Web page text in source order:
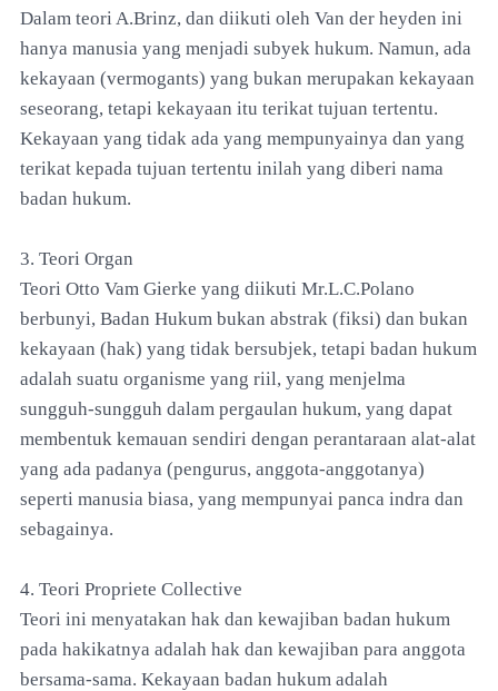
Dalam teori A.Brinz, dan diikuti oleh Van der heyden ini
hanya manusia yang menjadi subyek hukum. Namun, ada
kekayaan (vermogants) yang bukan merupakan kekayaan
seseorang, tetapi kekayaan itu terikat tujuan tertentu.
Kekayaan yang tidak ada yang mempunyainya dan yang
terikat kepada tujuan tertentu inilah yang diberi nama
badan hukum.
3. Teori Organ
Teori Otto Vam Gierke yang diikuti Mr.L.C.Polano
berbunyi, Badan Hukum bukan abstrak (fiksi) dan bukan
kekayaan (hak) yang tidak bersubjek, tetapi badan hukum
adalah suatu organisme yang riil, yang menjelma
sungguh-sungguh dalam pergaulan hukum, yang dapat
membentuk kemauan sendiri dengan perantaraan alat-alat
yang ada padanya (pengurus, anggota-anggotanya)
seperti manusia biasa, yang mempunyai panca indra dan
sebagainya.
4. Teori Propriete Collective
Teori ini menyatakan hak dan kewajiban badan hukum
pada hakikatnya adalah hak dan kewajiban para anggota
bersama-sama. Kekayaan badan hukum adalah